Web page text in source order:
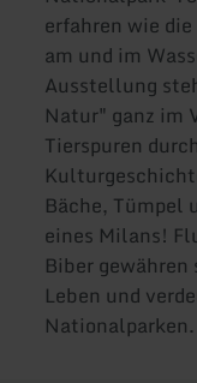
erfahren wie
am und im
Ausstellung
Natur" ganz im
Tierspuren
Bäche, Tümpel
eines Milans!
Biber
Leben und
Nationalparken.